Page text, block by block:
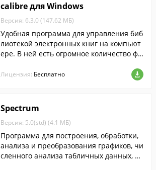
calibre для Windows
Версия: 6.3.0 (147.62 МБ)
Удобная программа для управления биб
лиотекой электронных книг на компьют
ере. В ней есть огромное количество фу
ами.
Лицензия: Бесплатно
Spectrum
Версия: 5.0(std) (4.1 МБ)
Программа для построения, обработки,
анализа и преобразования графиков, чи
сленного анализа табличных данных, т.